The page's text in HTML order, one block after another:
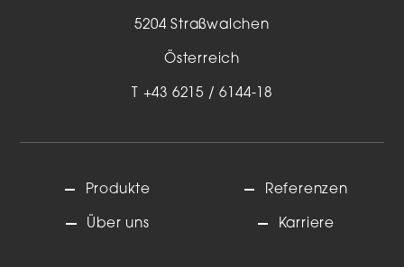
5204 Straßwalchen
Österreich
+43 6215 / 6144-18
Produkte
Über uns
Referenzen
Karriere